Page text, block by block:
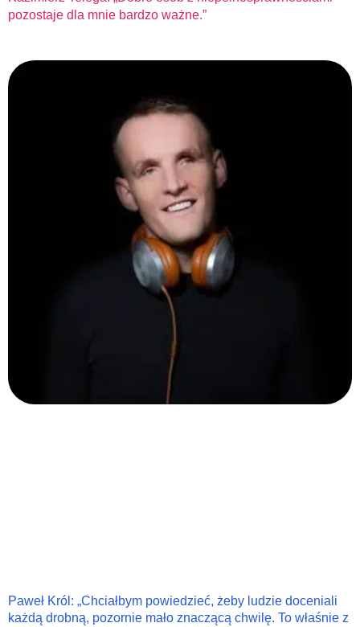
pozostaje dla mnie bardzo ważne.”
Paweł Król: „Chciałbym powiedzieć, żeby ludzie doceniali
każdą drobną, pozornie mało znaczącą chwilę. To właśnie z